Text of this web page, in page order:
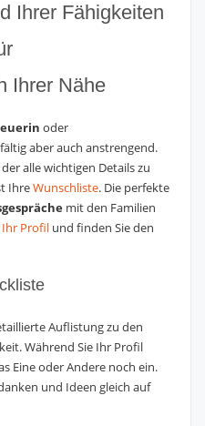
Ihrer Fähigkeiten
Ihrer Nähe
oder
aber auch anstrengend.
alle wichtigen Details zu
IhreWunschliste. Die perfekte
mit den Familien
Ihr Profil und finden Sie den
Auflistung zu den
Während Sie Ihr Profil
Eine oder Andere noch ein.
und Ideen gleich auf